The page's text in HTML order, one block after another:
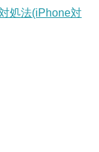
処法(iPhone対